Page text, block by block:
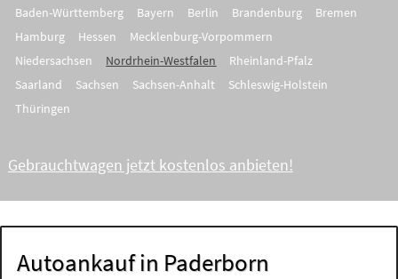
Baden-Württemberg Bayern Berlin Brandenburg
Bremen
Hamburg
Hessen
Mecklenburg-Vorpommern
Niedersachsen
Nordrhein-Westfalen
Rheinland-Pfalz
Saarland
Sachsen Sachsen-Anhalt
Schleswig-Holstein
Thüringen
Gebrauchtwagen jetzt kostenlos anbieten!
Autoankauf in Paderborn